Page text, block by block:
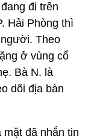
đi trên
Hải Phòng thì
Theo
ở vùng cổ
Bà N. là
dõi địa bàn
đã nhắn tin